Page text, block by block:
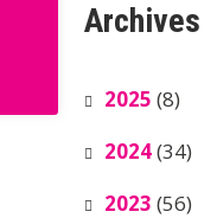
Archives
2025 (8)
2024(34)
2023 (56)